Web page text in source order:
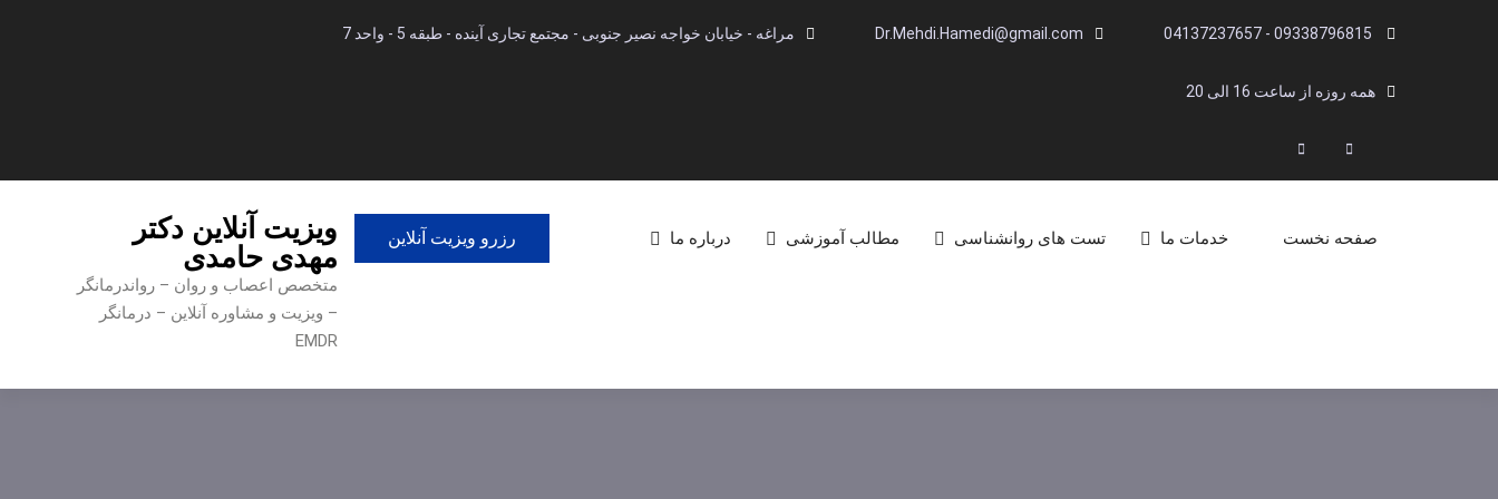
09338796815 - 04137237657
Dr.Mehdi.Hamedi@gmail.com مراغه - خیابان خواجه نصیر جنوبی - مجتمع تجاری آینده - طبقه 5 - واحد 7
همه روزه از ساعت 16 الی 20
Instagram
ویزیت آنلاین دکتر
مهدی حامدی
متخصص اعصاب و روان – رواندرمانگر
– ویزیت و مشاوره آنلاین – درمانگر
EMDR
صفحه نخست خدمات ما تست های روانشناسی مطالب آموزشی درباره ما رزرو ویزیت آنلاین